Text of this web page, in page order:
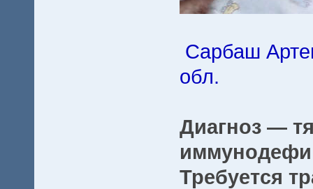
Сарбаш
обл.
Диагноз —
Требуется